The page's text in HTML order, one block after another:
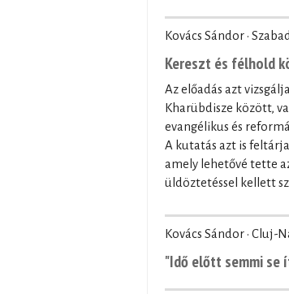
Kovács Sándor ·
Kereszt és félhold
Az előadás azt
Kharübdisze között,
evangélikus és
A kutatás azt is
amely lehetővé tette
üldöztetéssel kellett
Kovács Sándor · Cluj-
"Idő előtt semmi se